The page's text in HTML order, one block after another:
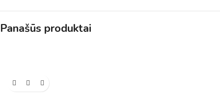
Panašūs produktai